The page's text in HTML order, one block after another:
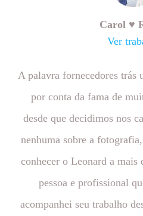
A palavra fornecedores trás
por conta da fama de
desde que decidimos nos
nenhuma sobre a
conhecer o Leonard a mais
pessoa e profissional
acompanhei seu trabalho
Carol ♥
Ver